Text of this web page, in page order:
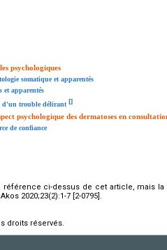
psychologiques
somatique et apparentés
et apparentés
d'un trouble délirant []
psychologique des dermatoses en
de confiance
référence ci-dessus de cet article, mais
2020;23(2):1-7 [2-0795].
droits réservés.